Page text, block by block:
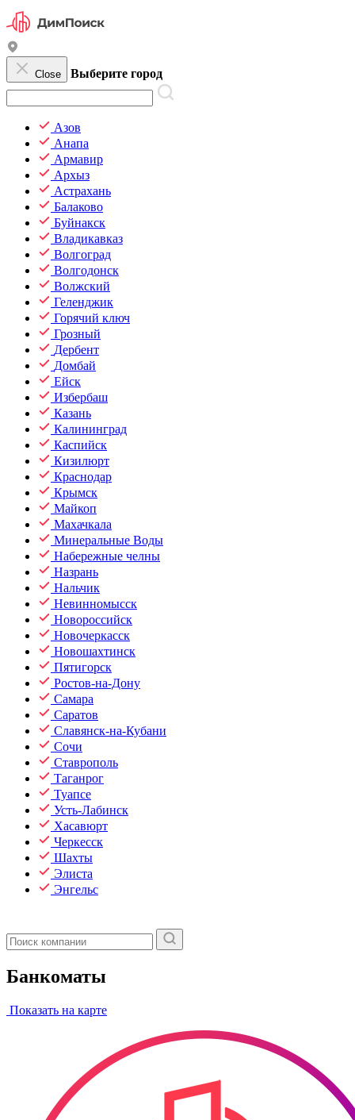
Close Выберите город
Азов
Анапа
Армавир
Архыз
Астрахань
Балаково
Буйнакск
Владикавказ
Волгоград
Волгодонск
Волжский
Геленджик
Горячий ключ
Грозный
Дербент
Домбай
Ейск
Избербаш
Казань
Калининград
Каспийск
Кизилюрт
Краснодар
Крымск
Майкоп
Махачкала
Минеральные Воды
Набережные челны
Назрань
Нальчик
Невинномысск
Новороссийск
Новочеркасск
Новошахтинск
Пятигорск
Ростов-на-Дону
Самара
Саратов
Славянск-на-Кубани
Сочи
Ставрополь
Таганрог
Туапсе
Усть-Лабинск
Хасавюрт
Черкесск
Шахты
Элиста
Энгельс
Банкоматы
Показать на карте